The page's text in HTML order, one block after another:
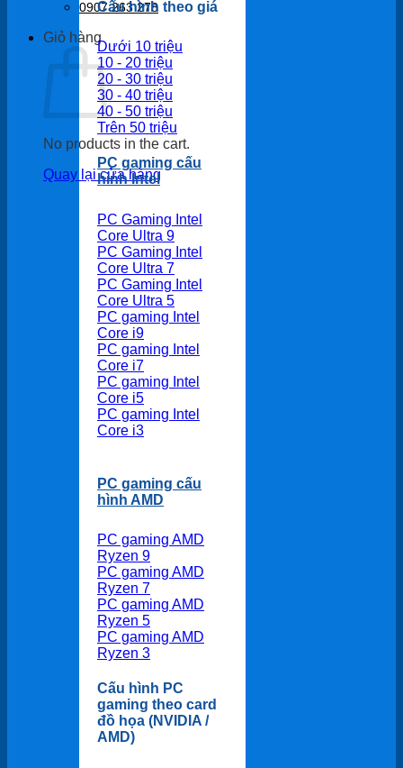
0907 263 278
Giỏ hàng
No products in the cart.
Quay lại cửa hàng
Cấu hình theo giá
Dưới 10 triệu
10 - 20 triệu
20 - 30 triệu
30 - 40 triệu
40 - 50 triệu
Trên 50 triệu
PC gaming cấu
hình Intel
PC Gaming Intel
Core Ultra 9
PC Gaming Intel
Core Ultra 7
PC Gaming Intel
Core Ultra 5
PC gaming Intel
Core i9
PC gaming Intel
Core i7
PC gaming Intel
Core i5
PC gaming Intel
Core i3
PC gaming cấu
hình AMD
PC gaming AMD
Ryzen 9
PC gaming AMD
Ryzen 7
PC gaming AMD
Ryzen 5
PC gaming AMD
Ryzen 3
Cấu hình PC
gaming theo card
đồ họa (NVIDIA /
AMD)